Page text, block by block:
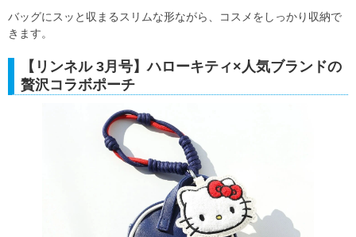
バッグにスッと収まるスリムな形ながら、コスメをしっかり収納で
きます。
【リンネル 3月号】ハローキティ×人気ブランドの
贅沢コラボポーチ